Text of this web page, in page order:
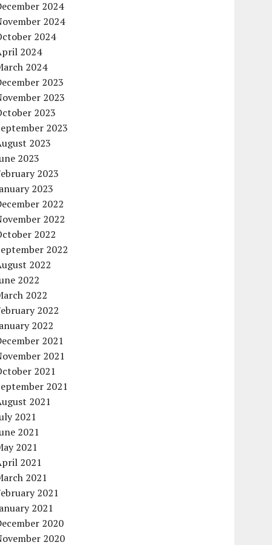
2024
2024
2024
2024
2024
2023
2023
2023
2023
2023
2023
2023
2023
2022
2022
2022
2022
2022
2022
2022
2022
2022
2021
2021
2021
2021
2021
2021
2021
2021
2021
2021
2021
2021
2020
2020